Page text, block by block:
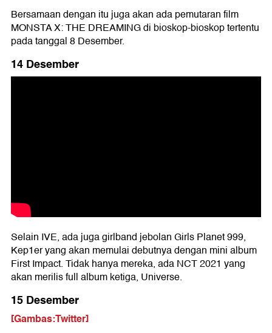
Bersamaan dengan itu juga akan ada pemutaran film
MONSTA X: THE DREAMING di bioskop-bioskop tertentu
pada tanggal 8 Desember.
14 Desember
Selain IVE, ada juga girlband jebolan Girls Planet 999,
Kep1er yang akan memulai debutnya dengan mini album
First Impact. Tidak hanya mereka, ada NCT 2021 yang
akan merilis full album ketiga, Universe.
15 Desember
[Gambas:Twitter]